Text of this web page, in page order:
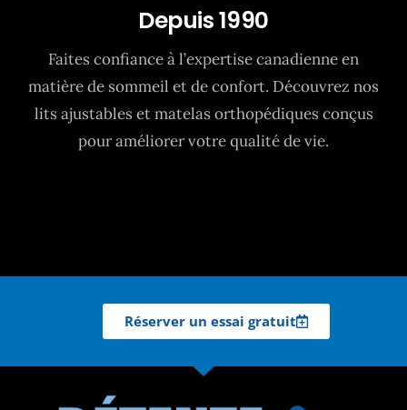
Depuis 1990
Faites confiance à l’expertise canadienne en
matière de sommeil et de confort. Découvrez nos
lits ajustables et matelas orthopédiques conçus
pour améliorer votre qualité de vie.
Réserver un essai gratuit